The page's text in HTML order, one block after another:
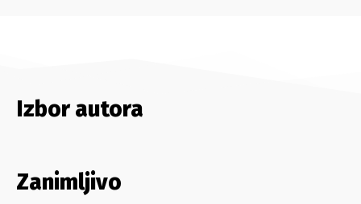
Izbor autora
Zanimljivo